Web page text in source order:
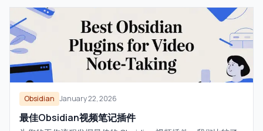
Obsidian January 22, 2026
最佳Obsidian视频笔记插件